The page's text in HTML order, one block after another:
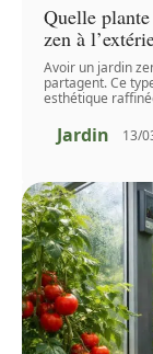
Quelle
zen à
Avoir un jardin
partagent. Ce
esthétique
Jardin 13/